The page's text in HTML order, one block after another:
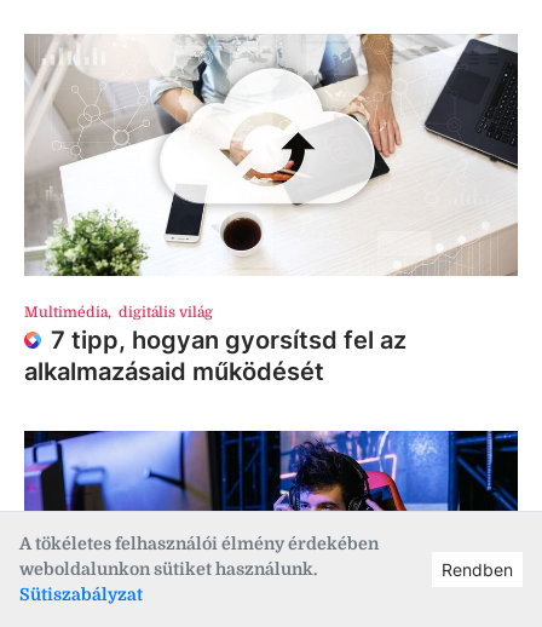
A tökéletes felhasználói élmény érdekében
weboldalunkon sütiket használunk.
Sütiszabályzat
Rendben
Multimédia, digitális világ
7 tipp, hogyan gyorsítsd fel az
alkalmazásaid működését